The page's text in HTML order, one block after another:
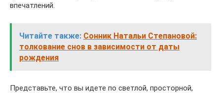
впечатлений.
Читайте также: Сонник Натальи Степановой:
толкование снов в зависимости от даты
рождения
Представьте, что вы идете по светлой, просторной,